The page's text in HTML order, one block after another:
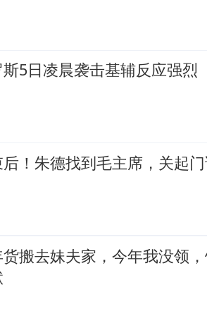
5日凌晨袭击基辅反应强烈
！朱德找到毛主席，关起
搬去妹夫家，今年我没领